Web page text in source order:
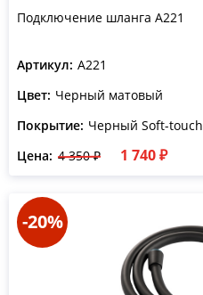
Подключение шланга A221
Артикул: A221
Цвет: Черный матовый
Покрытие: Черный Soft-touch
Цена: 4 350 ₽ 1 740 ₽
-20%